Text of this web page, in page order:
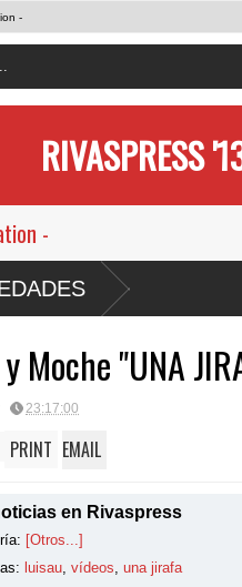
RIVASPRESS
Moche "UNA
23:17:00
PRINT EMAIL
en Rivaspress
[Otros...]
luisau vídeos una jirafa